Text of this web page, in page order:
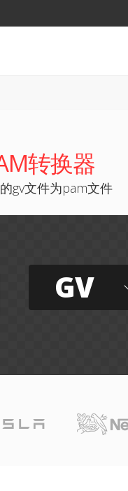
转换器
gv文件为pam文件
GV